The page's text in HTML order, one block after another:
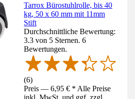
Tarrox Bürostuhlrolle, bis 40
kg, 50 x 60 mm mit 11mm
Stift
Durchschnittliche Bewertung:
3.3 von 5 Sternen. 6
Bewertungen.
(6)
Preis — 6,95 € * Alle Preise
inkl. MwSt. und ggf. zzgl.